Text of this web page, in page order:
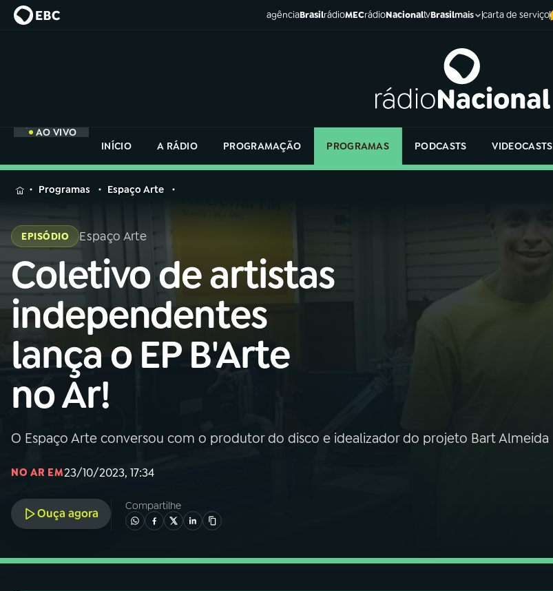
agênciaBrasilrádioMECrádioNacionaltvBrasilmais carta de serviço
AO VIVO
INÍCIO
A RÁDIO PROGRAMAÇÃO PROGRAMAS PODCASTS VIDEOCASTS
MENU
Buscar
na
Rádio
Nacional
AO VIVO
01INÍCIO
02A RÁDIO
03PROGRAMAÇÃO
05PODCASTS
na
Rádio
Programas Espaço Arte
EPISÓDIO Espaço Arte
Coletivo de artistas
independentes
lança o EP B'Arte
no Ar!
O Espaço Arte conversou com o produtor do disco e idealizador do projeto Bart Almeida
NO AR EM23/10/2023, 17:34
Ouça agora
Compartilhe